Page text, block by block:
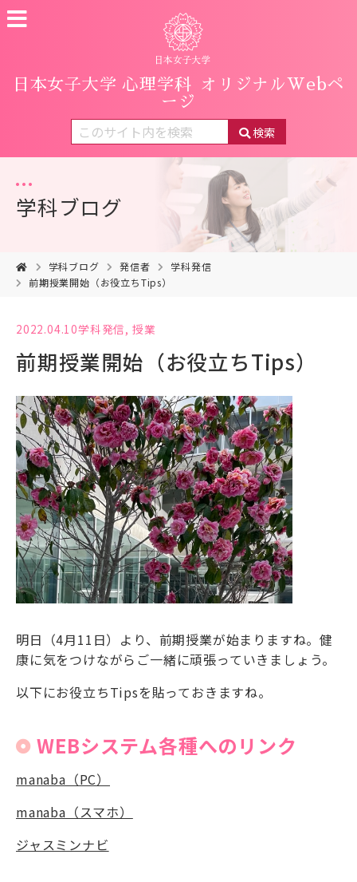
日本女子大学 心理学科
オリジナルWebペ
ージ
検索
学科ブログ
学科ブログ 発信者
学科発信
前期授業開始（お役立ちTips）
2022.04.10学科発信, 授業
前期授業開始（お役立ちTips）
明日（4月11日）より、前期授業が始まりますね。健
康に気をつけながらご一緒に頑張っていきましょう。
以下にお役立ちTipsを貼っておきますね。
WEBシステム各種へのリンク
manaba（PC）
manaba（スマホ）
ジャスミンナビ